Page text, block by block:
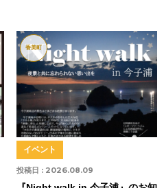
香美町
投稿日 : 2026.08.09
イベント